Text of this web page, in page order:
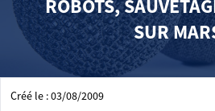
ROBOTS,
SUR
Créé le : 03/08/2009